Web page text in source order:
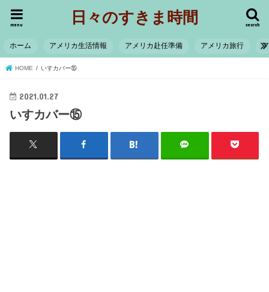
日々のすきま時間 search
menu
ホーム アメリカ生活情報 アメリカ赴任準備 アメリカ旅行
HOME いすカバー⑮
2021.01.27
いすカバー⑮